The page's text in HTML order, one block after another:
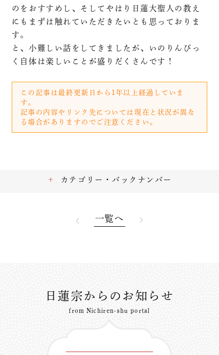
のをおすすめし、そしてやはり日蓮大聖人の教え
にもまずは触れていただきたいとも思っておりま
す。
と、小難しい話をしてきましたが、いのりんぴっ
く自体は楽しいことが盛りだくさんです！
この記事は最終更新日から1年以上経過していま
す。
記事の内容やリンク先については現在と状況が異な
る場合がありますのでご注意ください。
カテゴリー・バックナンバー
一覧へ
日蓮宗からのお知らせ
from Nichiren-shu portal